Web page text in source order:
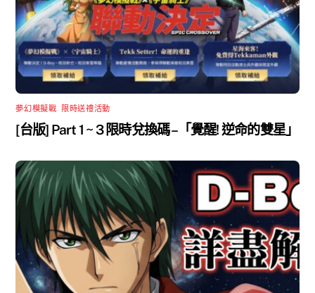
夢幻模擬戰 限時送禮活動
[台版] Part 1 ~ 3 限時兌換碼 –「覺醒! 逆命的雙星」